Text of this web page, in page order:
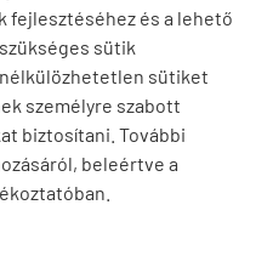
fejlesztéséhez és a lehető
sütik
nélkülözhetetlen sütiket
személyre szabott
biztosítani. További
beleértve a
-Adatkezelési tájékoztató